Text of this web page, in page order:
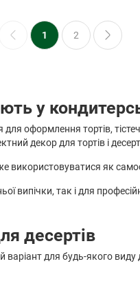
1 2
у
тортів,
декор для тортів і
використовуватися як
випічки, так і для
десертів
для будь-якого